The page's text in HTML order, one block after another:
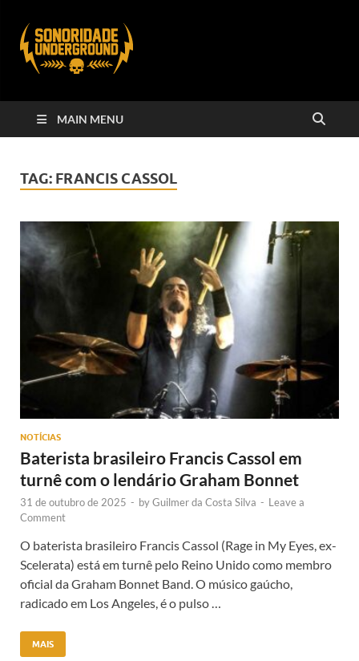
MAIN MENU
TAG: FRANCIS CASSOL
NOTÍCIAS
Baterista brasileiro Francis Cassol em
turnê com o lendário Graham Bonnet
31 de outubro de 2025 - byGuilmer da Costa Silva - Leave a
Comment
O baterista brasileiro Francis Cassol (Rage in My Eyes, ex-
Scelerata) está em turnê pelo Reino Unido como membro
oficial da Graham Bonnet Band. O músico gaúcho,
radicado em Los Angeles, é o pulso …
MAIS